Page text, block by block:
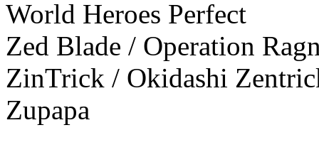
World Heroes Perfect
Zed Blade / Operation
ZinTrick / Okidashi
Zupapa